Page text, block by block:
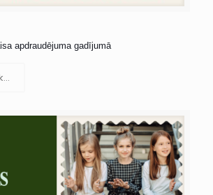
apdraudējuma gadījumā